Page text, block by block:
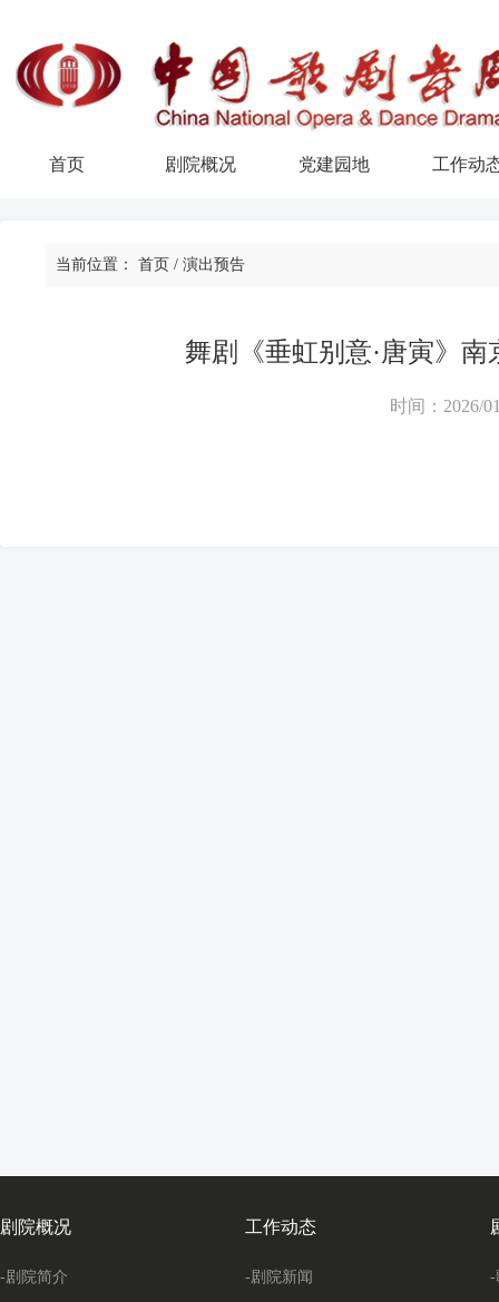
首页 剧院概况 党建园地 工作动
当前位置： 首页 / 演出预告
舞剧《垂虹别意·唐寅》
时间：2026/
剧院概况
-剧院简介
工作动态
-剧院新闻 -